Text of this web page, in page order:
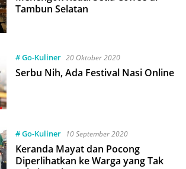
Tambun Selatan
# Go-Kuliner 20 Oktober 2020
Serbu Nih, Ada Festival Nasi Online
# Go-Kuliner 10 September 2020
Keranda Mayat dan Pocong
Diperlihatkan ke Warga yang Tak